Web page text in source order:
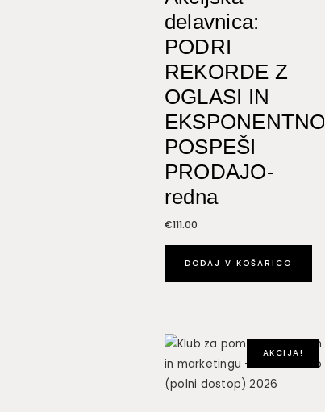
delavnica:
PODRI
REKORDE Z
OGLASI IN
EKSPONENTNO
POSPEŠI
PRODAJO-
redna
€111.00
DODAJ V KOŠARICO
AKCIJA!